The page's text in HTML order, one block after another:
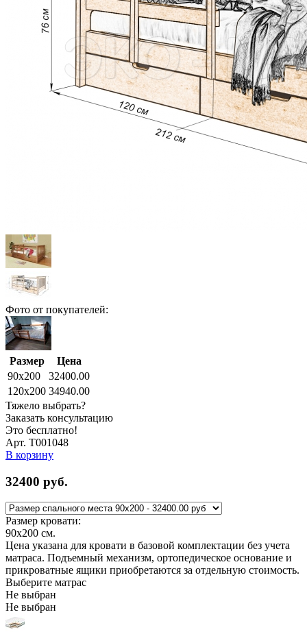
Фото от покупателей:
Размер
Цена
90x200
32400.00
120x200 34940.00
Тяжело выбрать?
Заказать консультацию
Это бесплатно!
Арт. Т001048
В корзину
32400 руб.
Размер кровати:
90x200 см.
Цена указана для кровати в базовой комплектации без учета
матраса. Подъемный механизм, ортопедическое основание и
прикроватные ящики приобретаются за отдельную стоимость.
Выберите матрас
Не выбран
Не выбран